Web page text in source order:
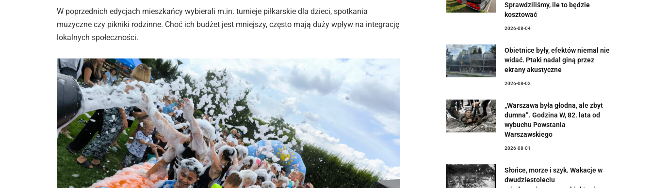
W poprzednich edycjach mieszkańcy wybierali m.in. turnieje piłkarskie dla dzieci, spotkania
muzyczne czy pikniki rodzinne. Choć ich budżet jest mniejszy, często mają duży wpływ na integrację
lokalnych społeczności.
Sprawdziliśmy, ile to będzie
kosztować
2026-08-04
Obietnice były, efektów niemal nie
widać. Ptaki nadal giną przez
ekrany akustyczne
2026-08-02
„Warszawa była głodna, ale zbyt
dumna”. Godzina W, 82. lata od
wybuchu Powstania
Warszawskiego
2026-08-01
Słońce, morze i szyk. Wakacje w
dwudziestoleciu